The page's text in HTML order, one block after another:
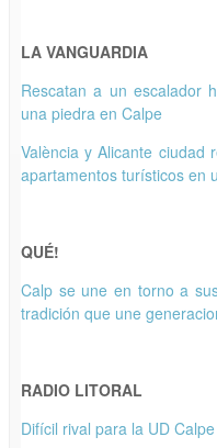
LA VANGUARDIA
Rescatan a un escalador
una piedra en Calpe
València y Alicante ciudad
apartamentos turísticos en
QUÉ!
Calp se une en torno a
tradición que une
RADIO LITORAL
Difícil rival para la UD Calpe